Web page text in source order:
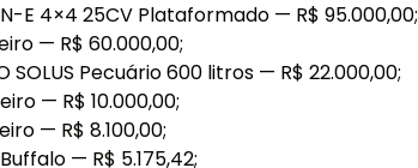
E 4×4 25CV Plataformado — R$ 95.000,00;
— R$ 60.000,00;
Pecuário 600 litros — R$ 22.000,00;
— R$ 10.000,00;
— R$ 8.100,00;
— R$ 5.175,42;